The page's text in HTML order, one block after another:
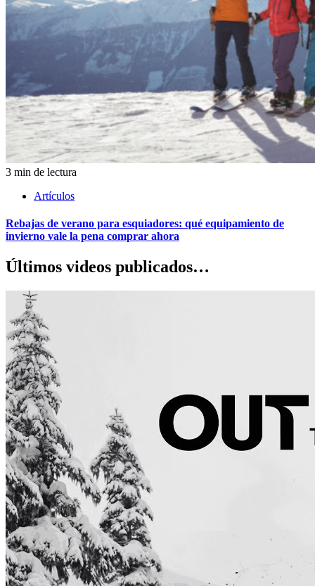
3 min de lectura
Artículos
Rebajas de verano para esquiadores: qué equipamiento de
invierno vale la pena comprar ahora
Últimos videos publicados…